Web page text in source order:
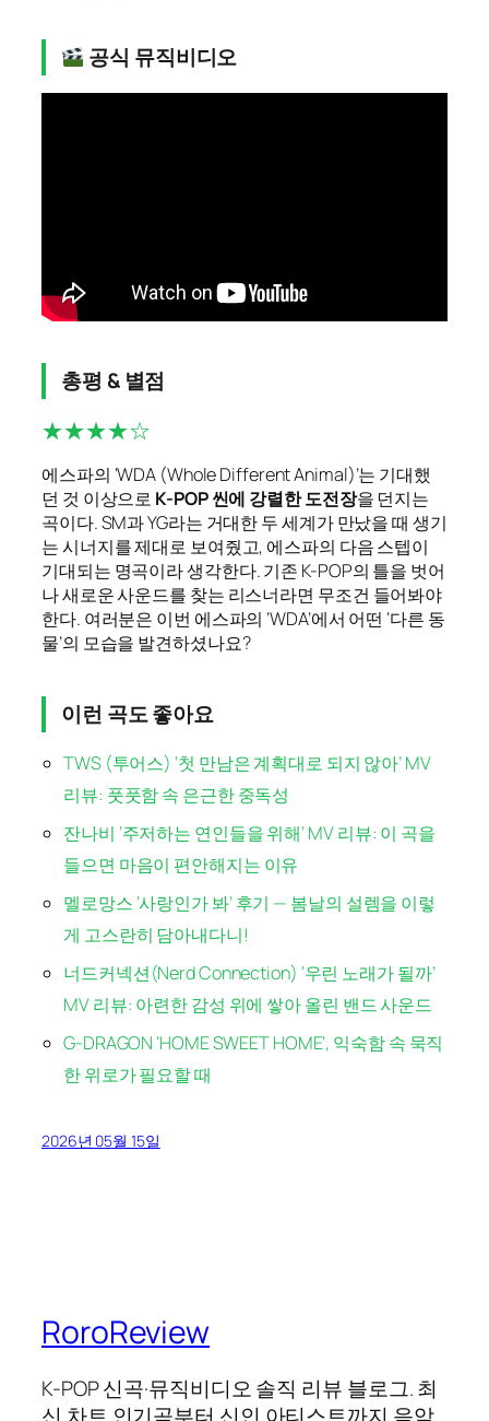
공식 뮤직비디오
총평 & 별점
★★★★☆
에스파의 ‘WDA (Whole Different Animal)’는 기대했
던 것 이상으로 K-POP 씬에 강렬한 도전장을 던지는
곡이다. SM과 YG라는 거대한 두 세계가 만났을 때 생기
는 시너지를 제대로 보여줬고, 에스파의 다음 스텝이
기대되는 명곡이라 생각한다. 기존 K-POP의 틀을 벗어
나 새로운 사운드를 찾는 리스너라면 무조건 들어봐야
한다. 여러분은 이번 에스파의 ‘WDA’에서 어떤 ‘다른 동
물’의 모습을 발견하셨나요?
이런 곡도 좋아요
TWS (투어스) ‘첫 만남은 계획대로 되지 않아’ MV
리뷰: 풋풋함 속 은근한 중독성
잔나비 ‘주저하는 연인들을 위해’ MV 리뷰: 이 곡을
들으면 마음이 편안해지는 이유
멜로망스 ‘사랑인가 봐’ 후기 — 봄날의 설렘을 이렇
게 고스란히 담아내다니!
너드커넥션(Nerd Connection) ‘우린 노래가 될까’
MV 리뷰: 아련한 감성 위에 쌓아 올린 밴드 사운드
G-DRAGON ‘HOME SWEET HOME’, 익숙함 속 묵직
한 위로가 필요할 때
2026년 05월 15일
RoroReview
K-POP 신곡·뮤직비디오 솔직 리뷰 블로그. 최